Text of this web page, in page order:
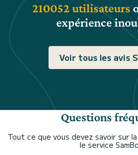
210052 utilisateurs
expérience
Voir tous les avis
Questions
Tout ce que vous devez savoir sur
le service